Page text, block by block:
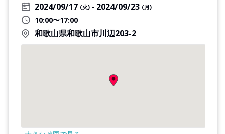
2024/09/17 (火) 2024/09/23 (月)
10:00〜17:00
和歌山県和歌山市川辺203-2